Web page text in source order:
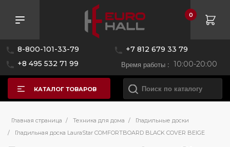
8-800-101-33-79
+7 812 679 33 79
+8 495 532 71 99
Время работы : 10:00-20:00
0
КАТАЛОГ ТОВАРОВ
Главная страница / Техника для дома /
Гладильные доски
/
Гладильная доска LauraStar COMFORTBOARD BLACK COVER BEIGE